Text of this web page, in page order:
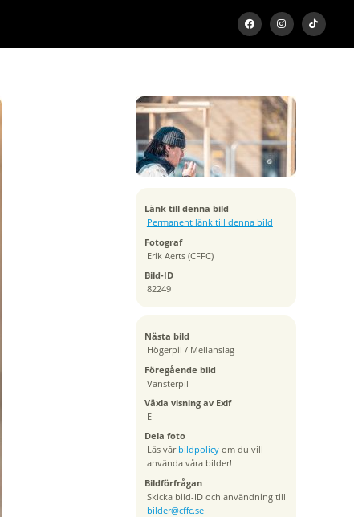
Länk till denna bild
Permanent länk till denna bild
Fotograf
Erik Aerts (CFFC)
Bild-ID
82249
Exponeringstid
1/1600 sek
Bländare
f/2.8
Kamera
Tagen
2024:04:22 11:20:52
ISO
100
Brännvidd
200 mm
Nästa bild
Högerpil / Mellanslag
Föregående bild
Vänsterpil
Växla visning av Exif
E
Dela foto
Läs vår bildpolicyom du vill
använda våra bilder!
Bildförfrågan
Skicka bild-ID och användning till
bilder@cffc.se